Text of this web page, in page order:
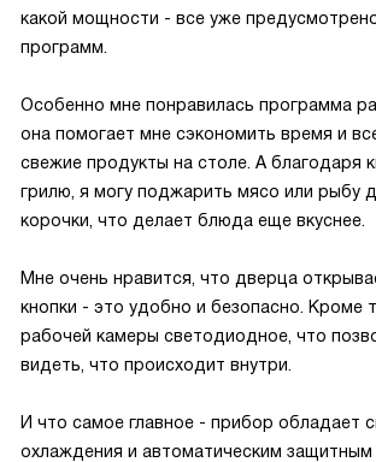
какой мощности - все уже
программ.
Особенно мне понравилась программа
она помогает мне сэкономить время и
свежие продукты на столе. А благодаря
грилю, я могу поджарить мясо или рыбу
корочки, что делает блюда еще вкуснее.
Мне очень нравится, что дверца
кнопки - это удобно и безопасно. Кроме
рабочей камеры светодиодное, что
видеть, что происходит внутри.
И что самое главное - прибор обладает
охлаждения и автоматическим защитным